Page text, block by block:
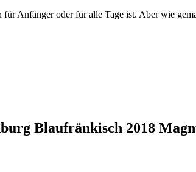
Anfänger oder für alle Tage ist. Aber wie
Blaufränkisch 2018